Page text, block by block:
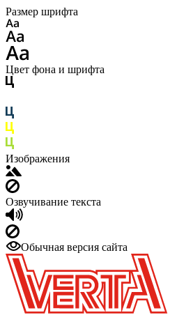
Размер шрифта
Цвет фона и шрифта
Изображения
Озвучивание текста
Обычная версия сайта